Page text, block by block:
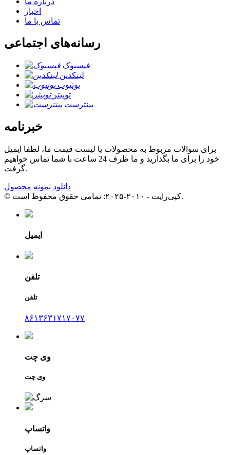
اخبار
تماس با ما
رسانه‌های اجتماعی
فیسبوک
لینکدین
یوتیوب
توییتر
پینترست
خبرنامه
برای سوالات مربوط به محصولات یا لیست قیمت ما، لطفا ایمیل
خود را برای ما بگذارید و ما ظرف 24 ساعت با شما تماس خواهیم
گرفت.
دانلود نمونه محصول
© کپی‌رایت - ۲۰۱۰-۲۰۲۵: تمامی حقوق محفوظ است.
ایمیل
تلفن
تلفن
۸۶۱۳۶۳۱۷۱۷۰۷۷
وی چت
وی چت
واتساپ
واتساپ